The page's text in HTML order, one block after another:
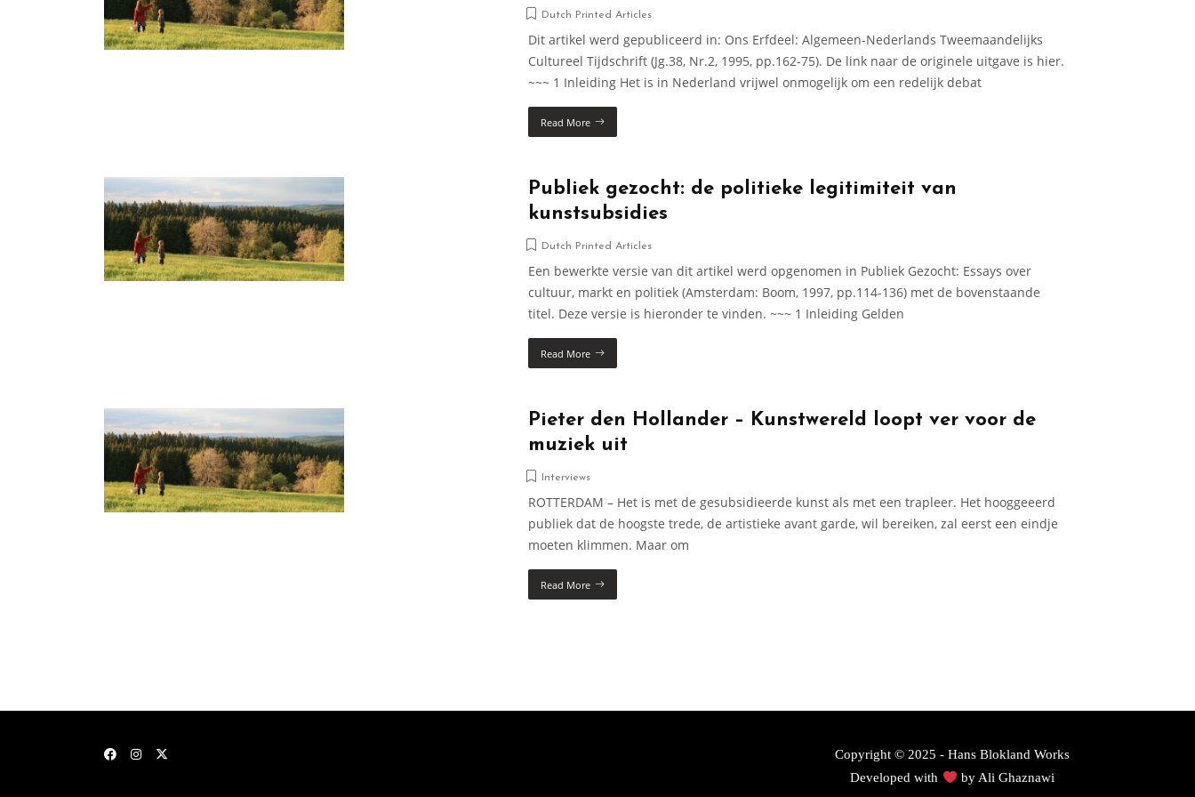
Dutch Printed Articles
Dit artikel werd gepubliceerd in: Ons Erfdeel: Algemeen-Nederlands Tweemaandelijks
Cultureel Tijdschrift (Jg.38, Nr.2, 1995, pp.162-75). De link naar de originele uitgave is hier.
~~~ 1 Inleiding Het is in Nederland vrijwel onmo­gelijk om een redelijk debat
Read More
Publiek gezocht: de politieke legitimiteit van
kunstsubsidies
Dutch Printed Articles
Een bewerkte versie van dit artikel werd opgenomen in Publiek Gezocht: Essays over
cultuur, markt en politiek (Amsterdam: Boom, 1997, pp.114-136) met de bovenstaande
titel. Deze versie is hieronder te vinden. ~~~ 1 Inleiding Gelden
Read More
Pieter den Hollander – Kunstwereld loopt ver voor de
muziek uit
Interviews
ROTTERDAM – Het is met de gesubsidieerde kunst als met een trapleer. Het hooggeeerd
publiek dat de hoogste trede, de artistieke avant garde, wil bereiken, zal eerst een eindje
moeten klimmen. Maar om
Read More
Copyright © 2025 - Hans Blokland Works
Developed with
by Ali Ghaznawi